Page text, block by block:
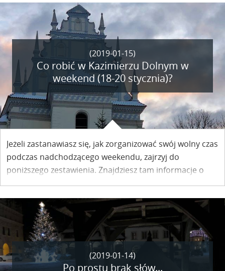
(2019-01-15)
Co robić w Kazimierzu Dolnym w
weekend (18-20 stycznia)?
Jeżeli zastanawiasz się, jak zorganizować swój wolny czas
podczas nadchodzącego weekendu, zajrzyj do
poniższego zestawienia. Znajdziesz tam informacje o
wydarzeniach, koncertach i wystawach, które będą
organizowane w naszym mieście.
(2019-01-14)
Po prostu brak słów...